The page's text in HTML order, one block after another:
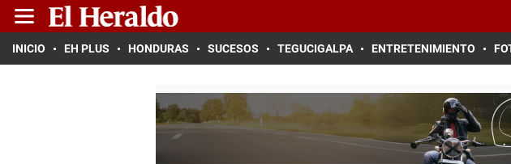
INICIO EH PLUS HONDURAS SUCESOS TEGUCIGALPA ENTRETENIMIENTO